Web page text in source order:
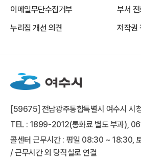
이메일무단수집거부
부서
누리집 개선 의견
저작권
[59675] 전남광주통합특별시 여수시 시
TEL : 1899-2012(통화료 별도 부과),
콜센터 근무시간 : 평일 08:30 ~ 18:30,
/ 근무시간 외 당직실로 연결